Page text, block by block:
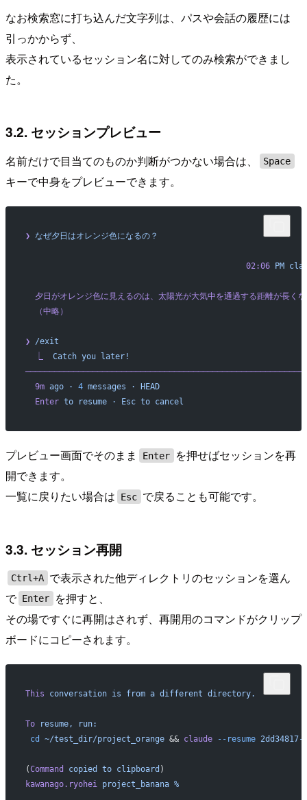
なお検索窓に打ち込んだ文字列は、パスや会話の履歴には
引っかからず、
表示されているセッション名に対してのみ検索ができまし
た。
3.2. セッションプレビュー
名前だけで目当てのものか判断がつかない場合は、 Space
キーで中身をプレビューできます。
❯ なぜ夕日はオレンジ色になるの？
                                              02:06
PM
夕日がオレンジ色に見えるのは、太陽光が大気中を通過する距離が長く
  （中略）
❯ /exit
  Catch
you later!
  9m
ago · 4 messages ·
HEAD
  Enter
to resume · Esc to cancel
プレビュー画面でそのまま Enter
を押せばセッションを再
開できます。
一覧に戻りたい場合は
Esc で戻ることも可能です。
3.3. セッション再開
Ctrl+A で表示された他ディレクトリのセッションを選ん
で Enter
を押すと、
その場ですぐに再開はされず、再開用のコマンドがクリップ
ボードにコピーされます。
This conversation is from a different directory.
To resume,
run:
cd
~/test_dir/project_orange && claude --resume 2dd34817-
(Command copied to clipboard )
kawanago.ryohei project_banana %